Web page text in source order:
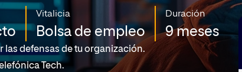
Vitalicia
Bolsa de empleo
Duración
9 meses
las defensas de tu organización.
Tech.